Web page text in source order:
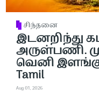
சிந்தனை
இடனறிந்து
அருள்பணி.
வெனி
Tamil
Aug 01, 2026